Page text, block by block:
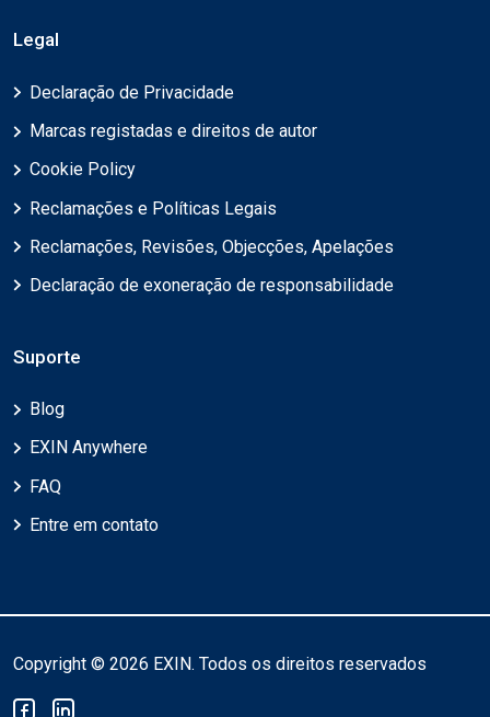
Legal
Declaração de Privacidade
Marcas registadas e direitos de autor
Cookie Policy
Reclamações e Políticas Legais
Reclamações, Revisões, Objecções, Apelações
Declaração de exoneração de responsabilidade
Suporte
Blog
EXIN Anywhere
FAQ
Entre em contato
Copyright © 2026 EXIN. Todos os direitos reservados